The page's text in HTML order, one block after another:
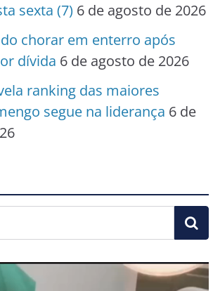
sexta (7) 6 de agosto de 2026
chorar em enterro após
dívida 6 de agosto de 2026
ranking das maiores
segue na liderança 6 de